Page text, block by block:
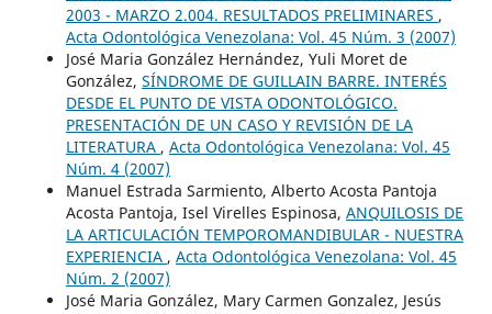
2003 - MARZO 2.004. RESULTADOS PRELIMINARES ,
Acta Odontológica Venezolana: Vol. 45 Núm. 3 (2007)
José Maria González Hernández, Yuli Moret de
González, SÍNDROME DE GUILLAIN BARRE. INTERÉS
DESDE EL PUNTO DE VISTA ODONTOLÓGICO.
PRESENTACIÓN DE UN CASO Y REVISIÓN DE LA
LITERATURA , Acta Odontológica Venezolana: Vol. 45
Núm. 4 (2007)
Manuel Estrada Sarmiento, Alberto Acosta Pantoja
Acosta Pantoja, Isel Virelles Espinosa, ANQUILOSIS DE
LA ARTICULACIÓN TEMPOROMANDIBULAR - NUESTRA
EXPERIENCIA , Acta Odontológica Venezolana: Vol. 45
Núm. 2 (2007)
José Maria González, Mary Carmen Gonzalez, Jesús